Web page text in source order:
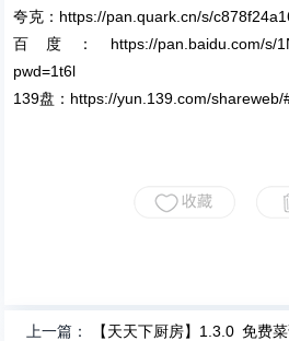
夸克：https://pan.quark.cn/s/
百度：https://pan.baidu.com/s/
pwd=1t6l
139盘：https://yun.139.com/
上一篇：
【天天下厨房】1.3.0 免费